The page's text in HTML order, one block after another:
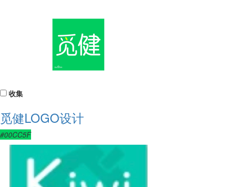
收集
觅健LOGO设计
#00CC5F